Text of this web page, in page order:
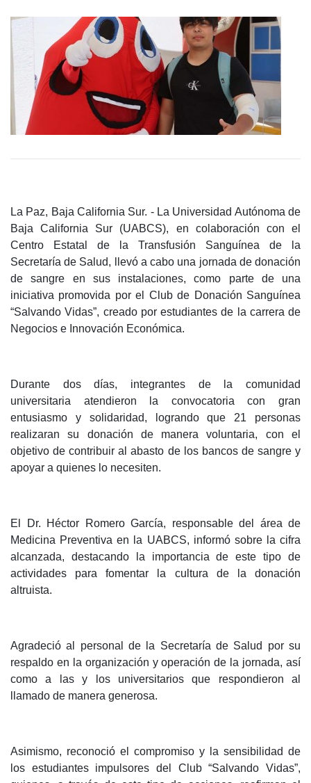
La Paz, Baja California Sur. - La Universidad Autónoma de
Baja California Sur (UABCS), en colaboración con el
Centro Estatal de la Transfusión Sanguínea de la
Secretaría de Salud, llevó a cabo una jornada de donación
de sangre en sus instalaciones, como parte de una
iniciativa promovida por el Club de Donación Sanguínea
“Salvando Vidas”, creado por estudiantes de la carrera de
Negocios e Innovación Económica.
Durante dos días, integrantes de la comunidad
universitaria atendieron la convocatoria con gran
entusiasmo y solidaridad, logrando que 21 personas
realizaran su donación de manera voluntaria, con el
objetivo de contribuir al abasto de los bancos de sangre y
apoyar a quienes lo necesiten.
El Dr. Héctor Romero García, responsable del área de
Medicina Preventiva en la UABCS, informó sobre la cifra
alcanzada, destacando la importancia de este tipo de
actividades para fomentar la cultura de la donación
altruista.
Agradeció al personal de la Secretaría de Salud por su
respaldo en la organización y operación de la jornada, así
como a las y los universitarios que respondieron al
llamado de manera generosa.
Asimismo, reconoció el compromiso y la sensibilidad de
los estudiantes impulsores del Club “Salvando Vidas”,